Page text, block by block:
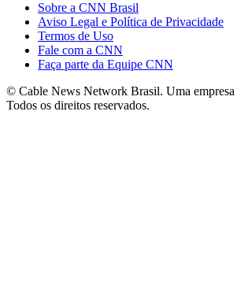
Sobre a CNN Brasil
Aviso Legal e Política de Privacidade
Termos de Uso
Fale com a CNN
Faça parte da Equipe CNN
© Cable News Network Brasil. Uma
Todos os direitos reservados.